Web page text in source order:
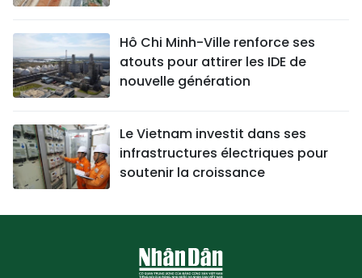
Hô Chi Minh-Ville renforce ses
atouts pour attirer les IDE de
nouvelle génération
Le Vietnam investit dans ses
infrastructures électriques pour
soutenir la croissance